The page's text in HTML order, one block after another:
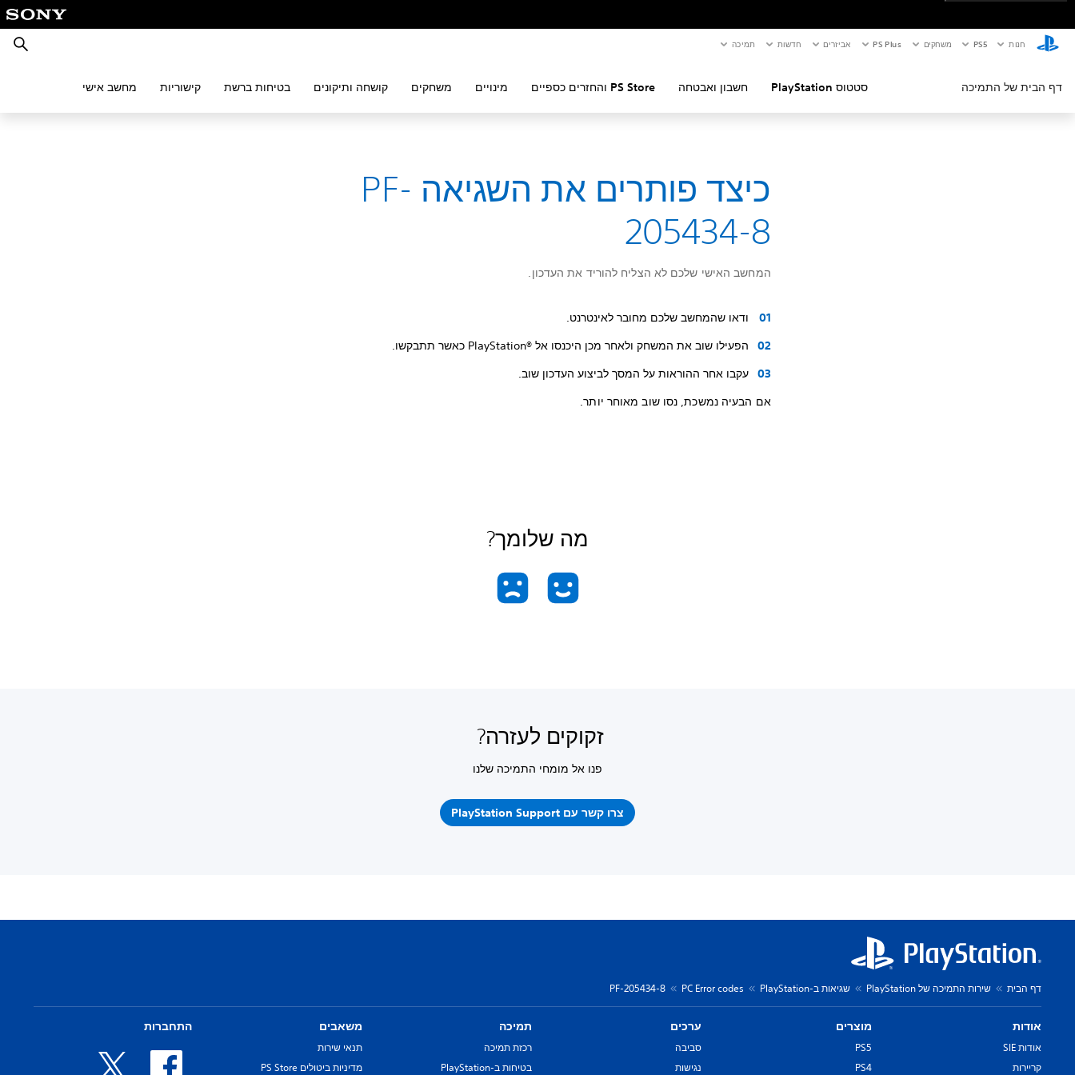
חנות PS5‏ משחקים PS Plus אביזרים חדשות תמיכה
חיפוש
דף הבית של התמיכה סטטוס PlayStation חשבון ואבטחה PS Store והחזרים כספיים מינויים משחקים קושחה ותיקונים בטיחות ברשת קישוריות מחשב אישי
כיצד פותרים את השגיאה PF-
205434-8
המחשב האישי שלכם לא הצליח להוריד את העדכון.
ודאו שהמחשב שלכם מחובר לאינטרנט.
הפעילו שוב את המשחק ולאחר מכן היכנסו אל PlayStation®‎ כאשר תתבקשו.
עקבו אחר ההוראות על המסך לביצוע העדכון שוב.
אם הבעיה נמשכת, נסו שוב מאוחר יותר.
מה שלומך?
זקוקים לעזרה?
פנו אל מומחי התמיכה שלנו
צרו קשר עם PlayStation Support
דף הבית שירות התמיכה של PlayStation שגיאות ב-PlayStation PC Error codes
PF-205434-8
אודות
אודות SIE
קריירות
מוצרים
PS5
PS4
ערכים
סביבה
נגישות
תמיכה
רכזת תמיכה
בטיחות ב-PlayStation
משאבים
תנאי שירות
מדיניות ביטולים PS Store
התחברות